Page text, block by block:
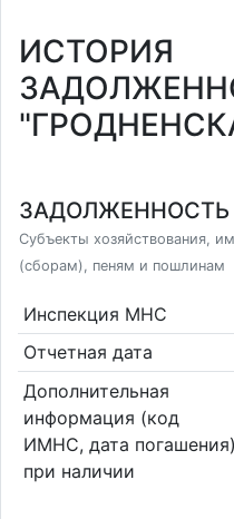
ИСТОРИЯ
Субъекты хозяйствования,
(сборам), пеням и пошлинам
Инспекция МНС
Отчетная дата
Дополнительная
информация (код
ИМНС, дата
при наличии